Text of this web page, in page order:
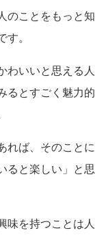
のことをもっと知
す。
わいいと思える人
るとすごく魅力的
れば、そのことに
ると楽しい」と思
味を持つことは人